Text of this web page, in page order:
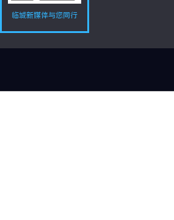
临城新媒体与您同行